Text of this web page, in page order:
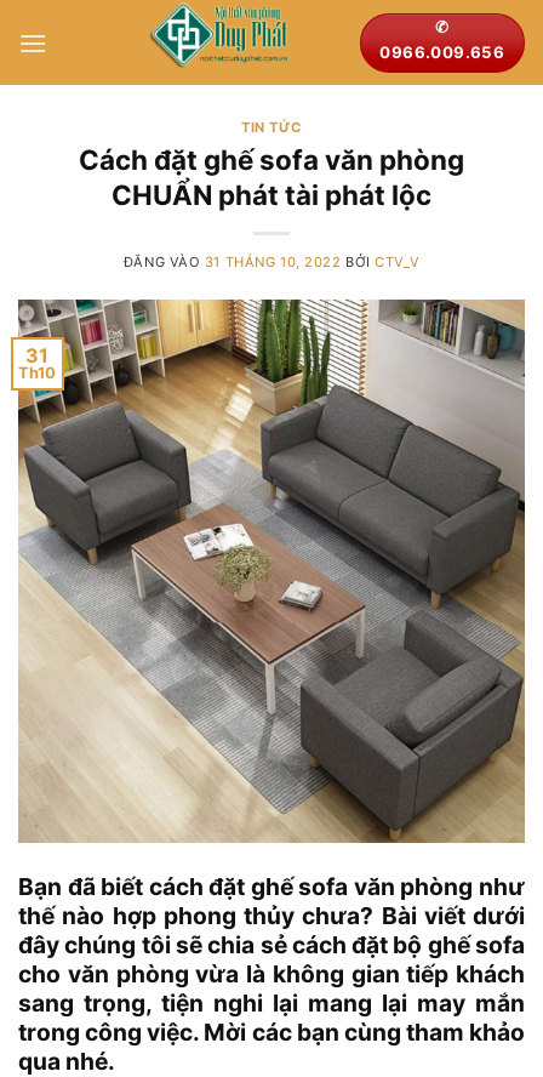
qua
✆
0966.009.656
TIN TỨC
Cách đặt ghế sofa văn phòng
CHUẨN phát tài phát lộc
ĐĂNG VÀO 31 THÁNG 10, 2022 BỞICTV_V
31
Th10
Bạn đã biết cách đặt ghế sofa văn phòng như
thế nào hợp phong thủy chưa? Bài viết dưới
đây chúng tôi sẽ chia sẻ cách đặt bộ ghế sofa
cho văn phòng vừa là không gian tiếp khách
sang trọng, tiện nghi lại mang lại may mắn
trong công việc. Mời các bạn cùng tham khảo
qua nhé.